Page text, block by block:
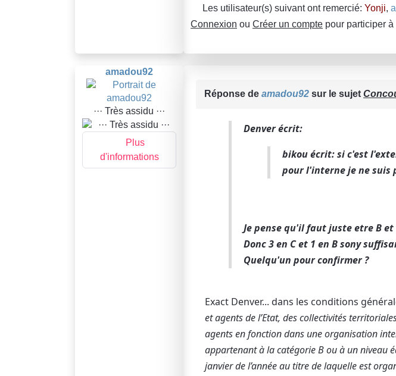
Les utilisateur(s) suivant ont remercié: Yonji,
Connexion ou Créer un compte pour participer
amadou92
··· Très assidu ···
Plus
d'informations
Réponse de amadou92 sur le sujet
Denver écrit:
bikou écrit: si c'est
pour l'interne je ne suis
Je pense qu'il faut juste etre B
Donc 3 en C et 1 en B sony
Quelqu'un pour confirmer ?
Exact Denver... dans les conditions
et agents de l’Etat, des collectivités
agents en fonction dans une organisation
appartenant à la catégorie B ou à un niveau
janvier de l’année au titre de laquelle est